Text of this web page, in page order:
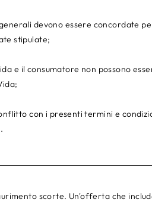
devono essere concordate
stipulate;
e il consumatore non possono
con i presenti termini e
scorte. Un'offerta che